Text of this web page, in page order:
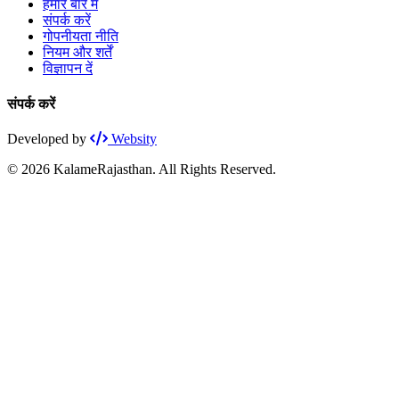
हमारे बारे में
संपर्क करें
गोपनीयता नीति
नियम और शर्तें
विज्ञापन दें
संपर्क करें
Developed by
Websity
© 2026 KalameRajasthan. All Rights Reserved.